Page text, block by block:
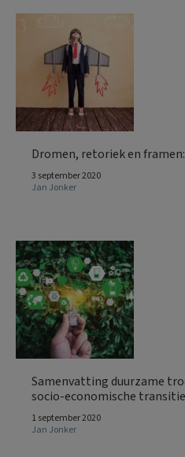
Dromen, retoriek en
3 september 2020
Jan Jonker
Samenvatting duurzame
socio-economische transitie
1 september 2020
Jan Jonker